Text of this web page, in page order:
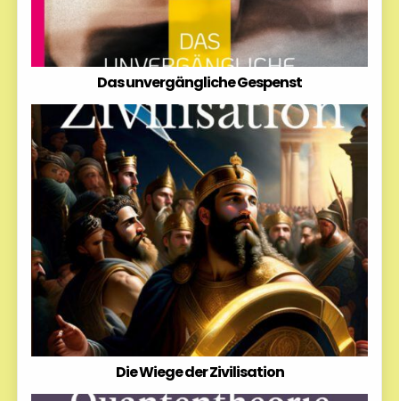
Das unvergängliche Gespenst
Die Wiege der Zivilisation